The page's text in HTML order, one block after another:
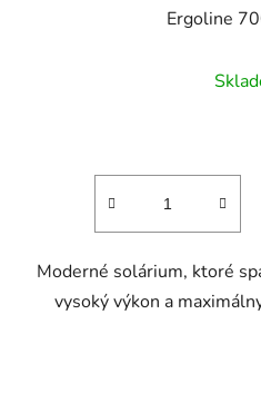
Ergoline
Moderné solárium, ktoré
vysoký výkon a